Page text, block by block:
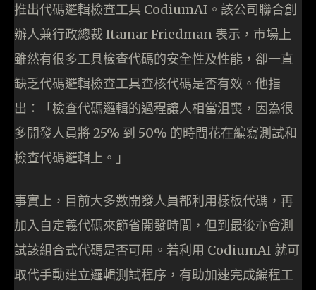
推出代碼邏輯檢查工具 CodiumAI。該公司聯合創
辦人兼行政總裁 Itamar Friedman 表示，市場上
雖然有很多工具檢查代碼的安全性及性能，卻一直
缺乏代碼邏輯檢查工具查核代碼是否有效。他指
出：「檢查代碼邏輯的過程讓人相當沮喪，因為很
多開發人員將 25% 到 50% 的時間花在編寫測試和
檢查代碼邏輯上。」
事實上，目前大多數開發人員都利用樣板代碼，再
加入自定義代碼來節省開發時間，但到最後亦會測
試該組合式代碼是否可用。若利用 CodiumAI 就可
取代手動建立邏輯測試程序，有助加速完成編程工